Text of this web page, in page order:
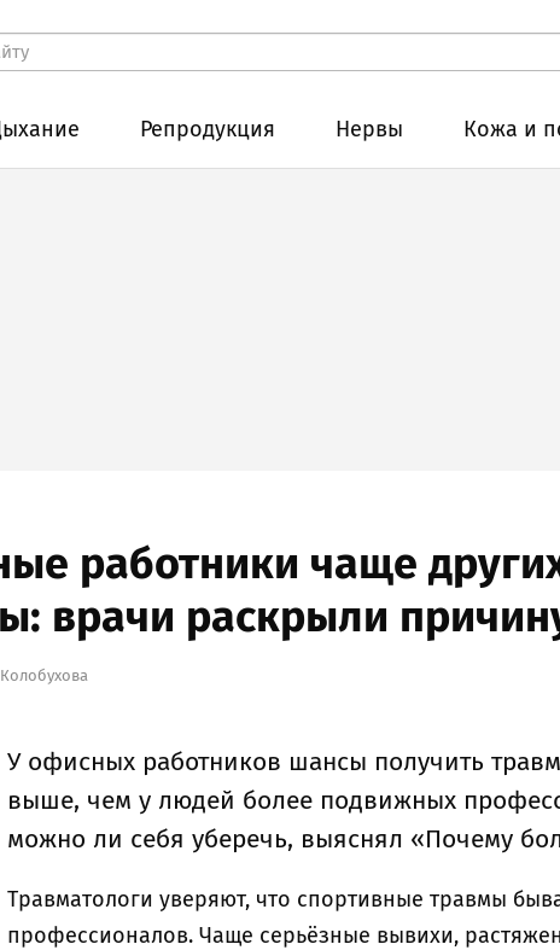
Репродукция Нервы Кожа и
работники чаще
врачи раскрыли
У офисных работников шансы получить
выше, чем у людей более подвижных
можно ли себя уберечь, выяснял «Почему
Травматологи уверяют, что спортивные травмы
профессионалов. Чаще серьёзные вывихи,